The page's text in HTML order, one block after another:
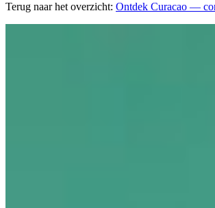
Terug naar het overzicht: Ontdek Curacao —